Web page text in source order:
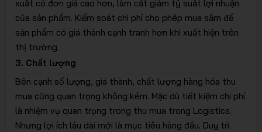
xuất có đơn giá cao hơn, làm cắt giảm tỷ suất lợi nhuận
của sản phẩm. Kiểm soát chi phí cho phép mua sắm để
sản phẩm có giá thành cạnh tranh hơn khi xuất hiện trên
thị trường.
3. Chất lượng
Bên cạnh số lượng, giá thành, chất lượng hàng hóa thu
mua cũng quan trọng không kém. Mặc dù tiết kiệm chi phí
là nhiệm vụ quan trọng trong thu mua trong Logistics.
Nhưng lợi ích lâu dài mới là mục tiêu hàng đầu. Duy trì